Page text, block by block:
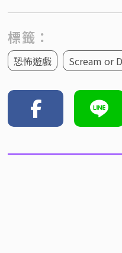
標籤：
恐怖遊戲 Scream or
At Midnight》超